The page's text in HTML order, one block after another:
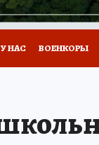
НАС ВОЕНКОРЫ